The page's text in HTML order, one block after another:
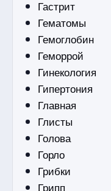
Гастрит
Гематомы
Гемоглобин
Геморрой
Гинекология
Гипертония
Главная
Глисты
Голова
Горло
Грибки
Грипп